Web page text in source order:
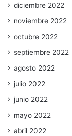
diciembre 2022
noviembre 2022
octubre 2022
septiembre 2022
agosto 2022
julio 2022
junio 2022
mayo 2022
abril 2022